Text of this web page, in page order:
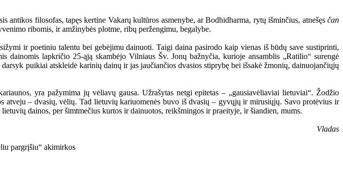
filosofas, tapęs kertine Vakarų kultūros asmenybe, ar Bodhidharma, rytų išminčius, atnešęs čan
ribomis, ir amžinybės plotme, ribų peržengimu, begalybe.
ir poetiniu talentu bei gebėjimu dainuoti. Taigi daina pasirodo kaip vienas iš būdų save sustiprinti,
lapkričio 25-ąją skambėjo Vilniaus Šv. Jonų bažnyčia, kurioje ansamblis „Ratilio“ surengė
puikiai atskleidė karinių dainų ir jas jaučiančios dvasios stiprybę bei išsakė žmonių, dainuojančiųjų
yra pažymima jų vėliavų gausa. Užrašytas netgi epitetas – „gausiavėliaviai lietuviai“. Žodžio
atveju – dvasių, vėlių. Tad lietuvių kariuomenės buvo iš dvasių – gyvųjų ir mirusiųjų. Savo protėvius ir
dainos, per šimtmečius kurtos ir dainuotos, reikšmingos ir praeityje, ir šiandien, mums.
Vladas